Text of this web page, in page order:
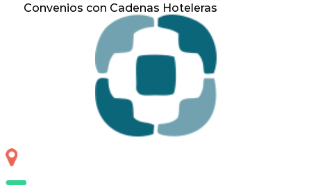
Convenios con Cadenas Hoteleras